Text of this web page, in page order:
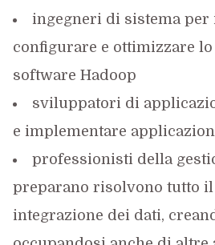
ingegneri di sistema per
configurare e ottimizzare
software Hadoop
sviluppatori di
e implementare
professionisti della
preparano risolvono tutto
integrazione dei dati,